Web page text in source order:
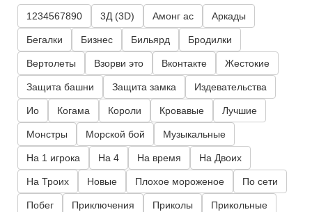
1234567890 3Д (3D) Амонг ас Аркады
Бегалки Бизнес Бильярд Бродилки
Вертолеты Взорви это Вконтакте Жестокие
Защита башни Защита замка Издевательства
Ио Когама Короли Кровавые Лучшие
Монстры Морской бой Музыкальные
На 1 игрока На 4 На время На Двоих
На Троих Новые Плохое мороженое По сети
Побег Приключения Приколы Прикольные